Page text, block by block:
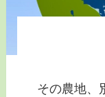
その農地、